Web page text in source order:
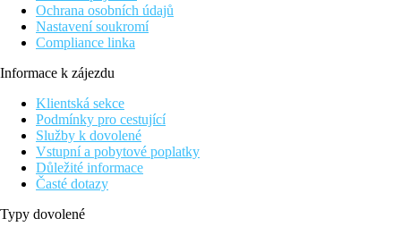
Ochrana osobních údajů
Nastavení soukromí
Compliance linka
Informace k zájezdu
Klientská sekce
Podmínky pro cestující
Služby k dovolené
Vstupní a pobytové poplatky
Důležité informace
Časté dotazy
Typy dovolené